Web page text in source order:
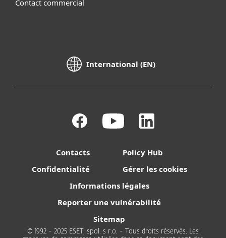
Contact commercial
International (EN)
Contacts
Policy Hub
Confidentialité
Gérer les cookies
Informations légales
Reporter une vulnérabilité
Sitemap
© 1992 - 2025 ESET, spol. s r.o. - Tous droits réservés. Les